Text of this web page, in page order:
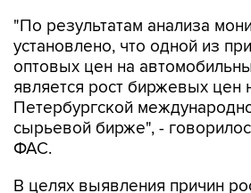
"По результатам анализа
установлено, что одной из
оптовых цен на
является рост биржевых цен
Петербургской
сырьевой бирже", -
ФАС.
В целях выявления причин